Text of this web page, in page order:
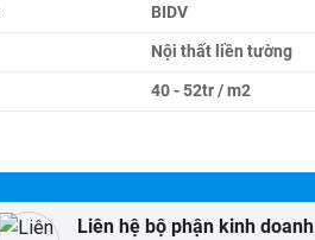
BIDV
Nội thất liền tường
40 - 52tr / m2
Liên hệ bộ phận kinh doanh